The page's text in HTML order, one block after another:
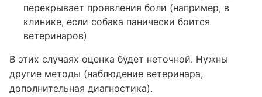
перекрывает проявления боли (например, в
клинике, если собака панически боится
ветеринаров)
В этих случаях оценка будет неточной. Нужны
другие методы (наблюдение ветеринара,
дополнительная диагностика).